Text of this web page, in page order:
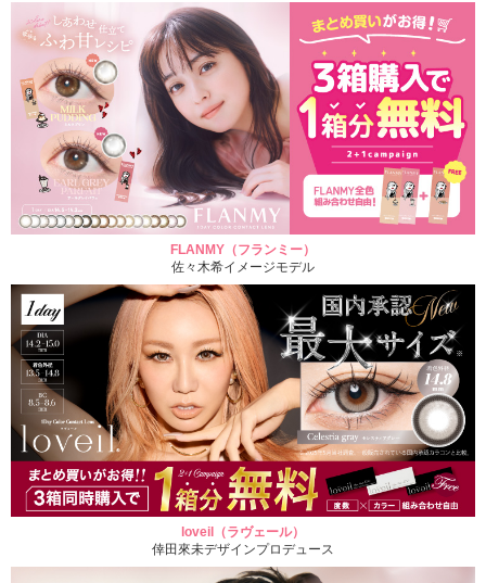
FLANMY（フランミー）
佐々木希イメージモデル
loveil（ラヴェール）
倖田來未デザインプロデュース